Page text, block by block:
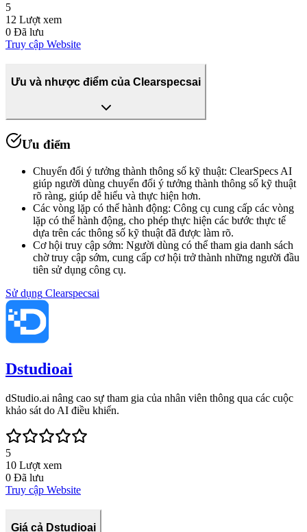
5
12 Lượt xem
0 Đã lưu
Truy cập Website
Ưu và nhược điểm của Clearspecsai
Ưu điểm
Chuyển đổi ý tưởng thành thông số kỹ thuật: ClearSpecs AI
giúp người dùng chuyển đổi ý tưởng thành thông số kỹ thuật
rõ ràng, giúp dễ hiểu và thực hiện hơn.
Các vòng lặp có thể hành động: Công cụ cung cấp các vòng
lặp có thể hành động, cho phép thực hiện các bước thực tế
dựa trên các thông số kỹ thuật đã được làm rõ.
Cơ hội truy cập sớm: Người dùng có thể tham gia danh sách
chờ truy cập sớm, cung cấp cơ hội trở thành những người đầu
tiên sử dụng công cụ.
Sử dụng Clearspecsai
Dstudioai
dStudio.ai nâng cao sự tham gia của nhân viên thông qua các cuộc
khảo sát do AI điều khiển.
5
10 Lượt xem
0 Đã lưu
Truy cập Website
Giá cả Dstudioai